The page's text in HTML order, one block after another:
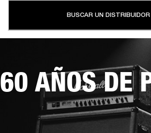
BUSCAR UN DISTRIBUIDOR
60 AÑOS DE